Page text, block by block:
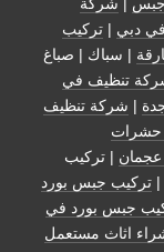
دبي | تركيب
| سباك | صباغ
تنظيف في
| شركة تنظيف
حشرات
| تركيب
| تركيب جبس بورد
جبس بورد في
اثاث مستعمل